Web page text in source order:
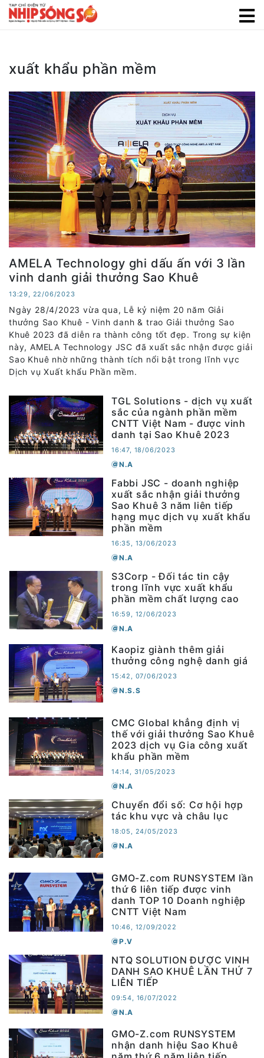
xuất khẩu phần mềm
AMELA Technology ghi dấu ấn với 3 lần
vinh danh giải thưởng Sao Khuê
13:29, 22/06/2023
Ngày 28/4/2023 vừa qua, Lễ kỷ niệm 20 năm Giải
thưởng Sao Khuê - Vinh danh & trao Giải thưởng Sao
Khuê 2023 đã diễn ra thành công tốt đẹp. Trong sự kiện
này, AMELA Technology JSC đã xuất sắc nhận được giải
Sao Khuê nhờ những thành tích nổi bật trong lĩnh vực
Dịch vụ Xuất khẩu Phần mềm.
TGL Solutions - dịch vụ xuất
sắc của ngành phần mềm
CNTT Việt Nam - được vinh
danh tại Sao Khuê 2023
16:47, 18/06/2023
N.A
Fabbi JSC - doanh nghiệp
xuất sắc nhận giải thưởng
Sao Khuê 3 năm liên tiếp
hạng mục dịch vụ xuất khẩu
phần mềm
16:35, 13/06/2023
N.A
S3Corp - Đối tác tin cậy
trong lĩnh vực xuất khẩu
phần mềm chất lượng cao
16:59, 12/06/2023
N.A
Kaopiz giành thêm giải
thưởng công nghệ danh giá
15:42, 07/06/2023
N.S.S
CMC Global khẳng định vị
thế với giải thưởng Sao Khuê
2023 dịch vụ Gia công xuất
khẩu phần mềm
14:14, 31/05/2023
N.A
Chuyển đổi số: Cơ hội hợp
tác khu vực và châu lục
18:05, 24/05/2023
N.A
GMO-Z.com RUNSYSTEM lần
thứ 6 liên tiếp được vinh
danh TOP 10 Doanh nghiệp
CNTT Việt Nam
10:46, 12/09/2022
P.V
NTQ SOLUTION ĐƯỢC VINH
DANH SAO KHUÊ LẦN THỨ 7
LIÊN TIẾP
09:54, 16/07/2022
N.A
GMO-Z.com RUNSYSTEM
nhận danh hiệu Sao Khuê